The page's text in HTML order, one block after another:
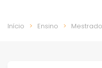
Início Ensino